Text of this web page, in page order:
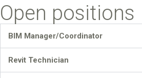
Open positions
BIM Manager/Coordinator
Revit Technician